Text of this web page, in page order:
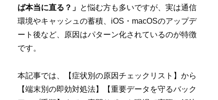
ば本当に直る？」 と悩む方も多いですが、実は通信
環境やキャッシュの蓄積、iOS・macOSのアップデ
ート後など、原因はパターン化されているのが特徴
です。
本記事では、【症状別の原因チェックリスト】から
【端末別の即効対処法】【重要データを守るバック